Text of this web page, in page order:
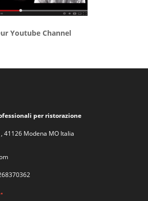
Youtube Channel
per ristorazione
41126 Modena MO Italia